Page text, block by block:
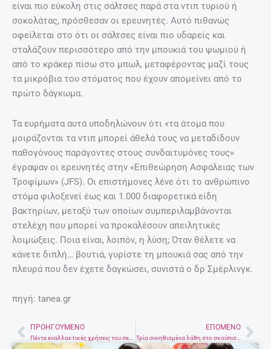
είναι πιο εύκολη στις σάλτσες παρά στα ντιπ τυριού ή
σοκολάτας, πρόσθεσαν οι ερευνητές. Αυτό πιθανώς
οφείλεται στο ότι οι σάλτσες είναι πιο υδαρείς και
σταλάζουν περισσότερο από την μπουκιά του ψωμιού ή
από το κράκερ πίσω στο μπωλ, μεταφέροντας μαζί τους
τα μικρόβια του στόματος που έχουν απομείνει από το
πρώτο δάγκωμα.
Τα ευρήματα αυτά υποδηλώνουν ότι «τα άτομα που
μοιράζονται τα ντιπ μπορεί άθελά τους να μεταδίδουν
παθογόνους παράγοντες στους συνδαιτυμόνες τους»
έγραψαν οι ερευνητές στην «Επιθεώρηση Ασφάλειας των
Τροφίμων» (JFS). Οι επιστήμονες λένε ότι το ανθρώπινο
στόμα φιλοξενεί έως και 1.000 διαφορετικά είδη
βακτηρίων, μεταξύ των οποίων συμπεριλαμβάνονται
στελέχη που μπορεί να προκαλέσουν απειλητικές
λοιμώξεις. Ποια είναι, λοιπόν, η λύση; Όταν θέλετε να
κάνετε διπλή… βουτιά, γυρίστε τη μπουκιά σας από την
πλευρά που δεν έχετε δαγκώσει, συνιστά ο δρ Σμέρλινγκ.
πηγή: tanea.gr
Prev
ΠΡΟΗΓΟΎΜΕΝΟ ΕΠΌΜΕΝΟ
Τρία συνηθισμένα λάθη στο σκούπισμα του σπιτιού